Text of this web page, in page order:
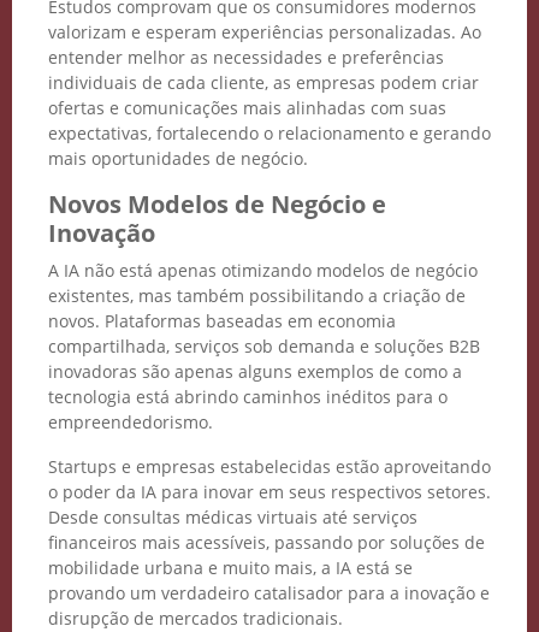
Estudos comprovam que os consumidores modernos
valorizam e esperam experiências personalizadas. Ao
entender melhor as necessidades e preferências
individuais de cada cliente, as empresas podem criar
ofertas e comunicações mais alinhadas com suas
expectativas, fortalecendo o relacionamento e gerando
mais oportunidades de negócio.
Novos Modelos de Negócio e
Inovação
A IA não está apenas otimizando modelos de negócio
existentes, mas também possibilitando a criação de
novos. Plataformas baseadas em economia
compartilhada, serviços sob demanda e soluções B2B
inovadoras são apenas alguns exemplos de como a
tecnologia está abrindo caminhos inéditos para o
empreendedorismo.
Startups e empresas estabelecidas estão aproveitando
o poder da IA para inovar em seus respectivos setores.
Desde consultas médicas virtuais até serviços
financeiros mais acessíveis, passando por soluções de
mobilidade urbana e muito mais, a IA está se
provando um verdadeiro catalisador para a inovação e
disrupção de mercados tradicionais.
Crie seu Avatar com
Inteligência Artificial
Vidgenie
COMECE GRÁTIS